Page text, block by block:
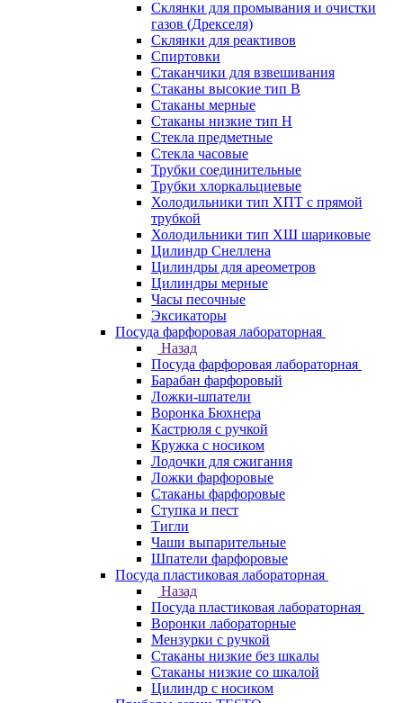
Склянки для промывания и очистки
газов (Дрекселя)
Склянки для реактивов
Спиртовки
Стаканчики для взвешивания
Стаканы высокие тип В
Стаканы мерные
Стаканы низкие тип Н
Стекла предметные
Стекла часовые
Трубки соединительные
Трубки хлоркальциевые
Холодильники тип ХПТ с прямой
трубкой
Холодильники тип ХШ шариковые
Цилиндр Снеллена
Цилиндры для ареометров
Цилиндры мерные
Часы песочные
Эксикаторы
Посуда фарфоровая лабораторная
Назад
Посуда фарфоровая лабораторная
Барабан фарфоровый
Ложки-шпатели
Воронка Бюхнера
Кастрюля с ручкой
Кружка с носиком
Лодочки для сжигания
Ложки фарфоровые
Стаканы фарфоровые
Ступка и пест
Тигли
Чаши выпарительные
Шпатели фарфоровые
Посуда пластиковая лабораторная
Назад
Посуда пластиковая лабораторная
Воронки лабораторные
Мензурки с ручкой
Стаканы низкие без шкалы
Стаканы низкие со шкалой
Цилиндр с носиком